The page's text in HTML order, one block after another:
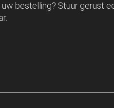
bestelling? Stuur gerust